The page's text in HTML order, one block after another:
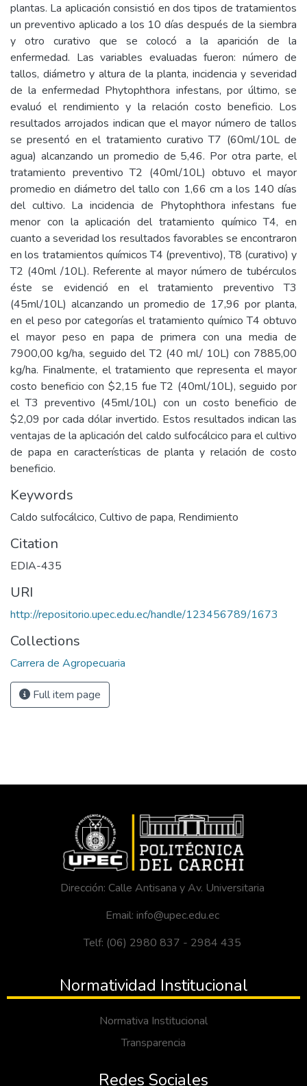
plantas. La aplicación consistió en dos tipos de tratamientos
un preventivo aplicado a los 10 días después de la siembra
y otro curativo que se colocó a la aparición de la
enfermedad. Las variables evaluadas fueron: número de
tallos, diámetro y altura de la planta, incidencia y severidad
de la enfermedad Phytophthora infestans, por último, se
evaluó el rendimiento y la relación costo beneficio. Los
resultados arrojados indican que el mayor número de tallos
se presentó en el tratamiento curativo T7 (60ml/10L de
agua) alcanzando un promedio de 5,46. Por otra parte, el
tratamiento preventivo T2 (40ml/10L) obtuvo el mayor
promedio en diámetro del tallo con 1,66 cm a los 140 días
del cultivo. La incidencia de Phytophthora infestans fue
menor con la aplicación del tratamiento químico T4, en
cuanto a severidad los resultados favorables se encontraron
en los tratamientos químicos T4 (preventivo), T8 (curativo) y
T2 (40ml /10L). Referente al mayor número de tubérculos
éste se evidenció en el tratamiento preventivo T3
(45ml/10L) alcanzando un promedio de 17,96 por planta,
en el peso por categorías el tratamiento químico T4 obtuvo
el mayor peso en papa de primera con una media de
7900,00 kg/ha, seguido del T2 (40 ml/ 10L) con 7885,00
kg/ha. Finalmente, el tratamiento que representa el mayor
costo beneficio con $2,15 fue T2 (40ml/10L), seguido por
el T3 preventivo (45ml/10L) con un costo beneficio de
$2,09 por cada dólar invertido. Estos resultados indican las
ventajas de la aplicación del caldo sulfocálcico para el cultivo
de papa en características de planta y relación de costo
beneficio.
Keywords
Caldo sulfocálcico, Cultivo de papa, Rendimiento
Citation
EDIA-435
URI
http://repositorio.upec.edu.ec/handle/123456789/1673
Collections
Carrera de Agropecuaria
Full item page
Dirección: Calle Antisana y Av. Universitaria
Email: info@upec.edu.ec
Telf: (06) 2980 837 - 2984 435
Normatividad Institucional
Normativa Institucional
Transparencia
Redes Sociales